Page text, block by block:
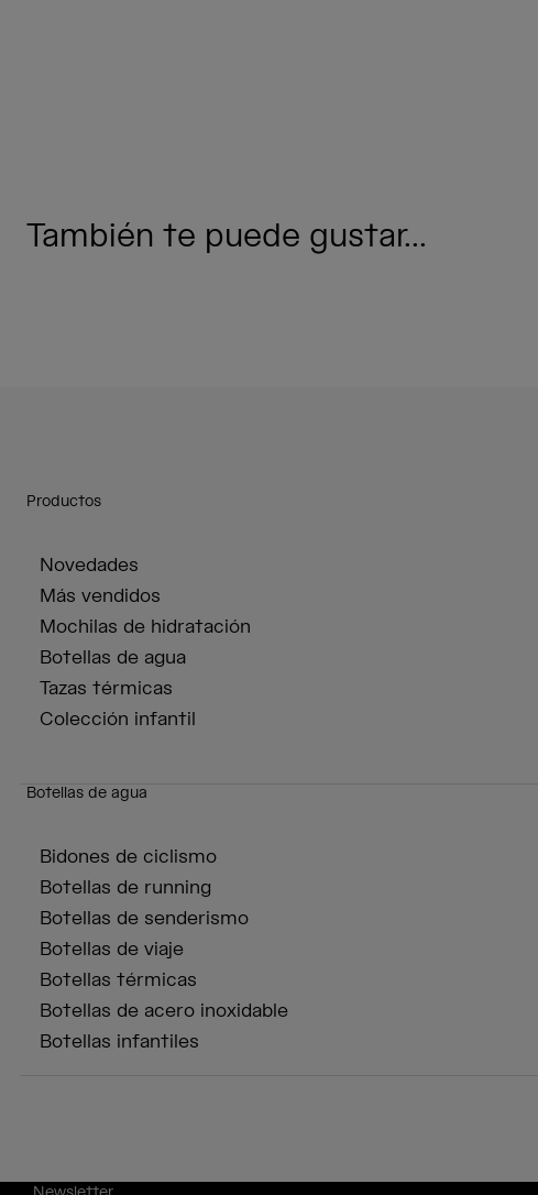
También te puede gustar...
Productos
Novedades
Más vendidos
Mochilas de hidratación
Botellas de agua
Tazas térmicas
Colección infantil
Botellas de agua
Bidones de ciclismo
Botellas de running
Botellas de senderismo
Botellas de viaje
Botellas térmicas
Botellas de acero inoxidable
Botellas infantiles